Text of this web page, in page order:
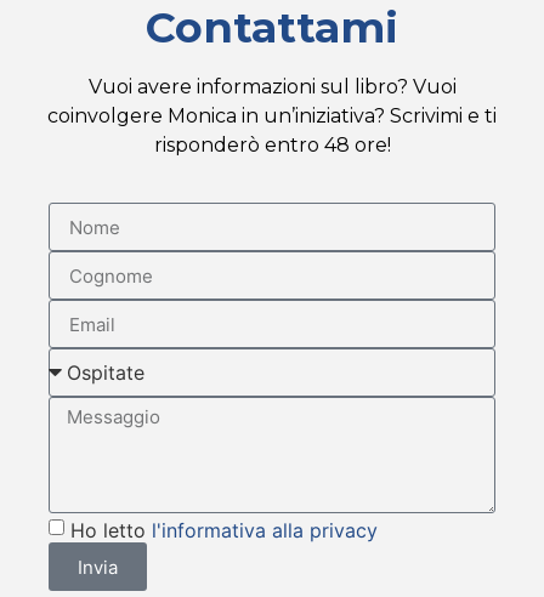
Contattami
Vuoi avere informazioni sul libro? Vuoi
coinvolgere Monica in un’iniziativa? Scrivimi e ti
risponderò entro 48 ore!
Ho letto l'informativa alla privacy
Invia